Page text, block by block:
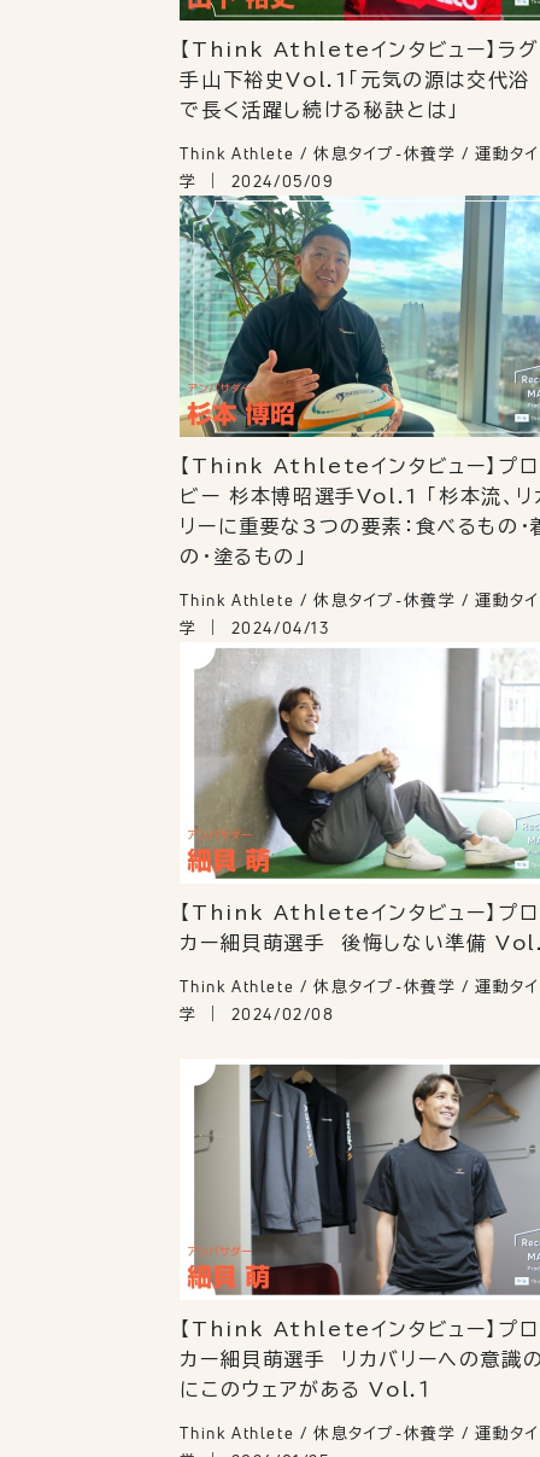
【Think Athleteインタビュー】ラグ
手山下裕史Vol.1「元気の源は交代浴
で長く活躍し続ける秘訣とは」
Think Athlete / 休息タイプ-休養学 / 運動タ
学
2024/05/09
【Think Athleteインタビュー】プロ
ビー 杉本博昭選手Vol.1 「杉本流、リ
リーに重要な3つの要素：食べるもの・
の・塗るもの」
Think Athlete / 休息タイプ-休養学 / 運動タ
学
2024/04/13
【Think Athleteインタビュー】プロ
カー細貝萌選手 後悔しない準備
Think Athlete / 休息タイプ-休養学 / 運動タ
学
2024/02/08
【Think Athleteインタビュー】プロ
カー細貝萌選手 リカバリーへの意識
にこのウェアがある Vol.１
Think Athlete / 休息タイプ-休養学 / 運動タ